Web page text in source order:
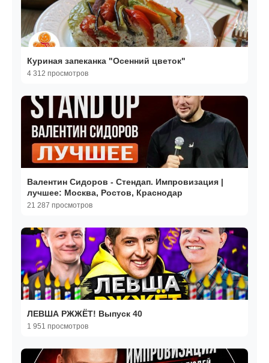
Куриная запеканка "Осенний цветок"
4 312 просмотров
Валентин Сидоров - Стендап. Импровизация |
лучшее: Москва, Ростов, Краснодар
21 287 просмотров
ЛЕВША РЖЖЁТ! Выпуск 40
1 951 просмотров